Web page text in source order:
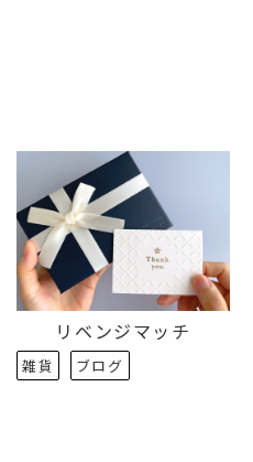
リベンジマッチ
雑貨 ブログ